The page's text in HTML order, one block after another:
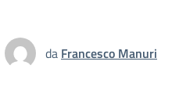
da Francesco Manuri